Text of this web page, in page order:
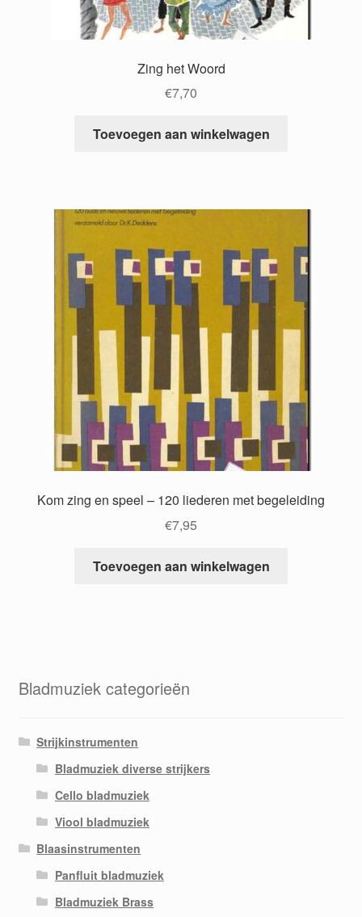
Zing het Woord
€7,70
Toevoegen aan winkelwagen
Kom zing en speel – 120 liederen met begeleiding
€7,95
Toevoegen aan winkelwagen
Bladmuziek categorieën
Strijkinstrumenten
Bladmuziek diverse strijkers
Cello bladmuziek
Viool bladmuziek
Blaasinstrumenten
Panfluit bladmuziek
Bladmuziek Brass